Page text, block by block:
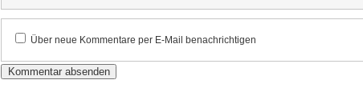
Über neue Kommentare per E-Mail benachrichtigen